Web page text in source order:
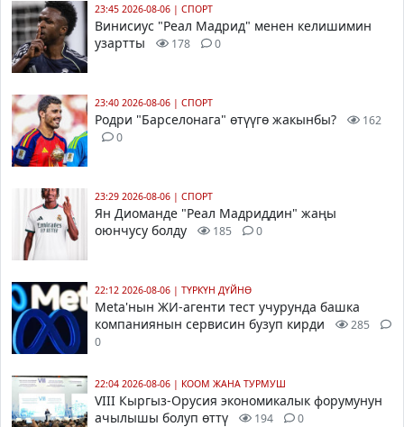
23:45 2026-08-06 | СПОРТ
Винисиус "Реал Мадрид" менен келишимин
узартты
178 0
23:40 2026-08-06 | СПОРТ
Родри "Барселонага" өтүүгө жакынбы?
162
0
23:29 2026-08-06 | СПОРТ
Ян Диоманде "Реал Мадриддин" жаңы
оюнчусу болду
185 0
22:12 2026-08-06 | ТҮРКҮН ДҮЙНӨ
Meta'нын ЖИ-агенти тест учурунда башка
компаниянын сервисин бузуп кирди
285
0
22:04 2026-08-06 | КООМ ЖАНА ТУРМУШ
VIII Кыргыз-Орусия экономикалык форумунун
ачылышы болуп өттү
194 0